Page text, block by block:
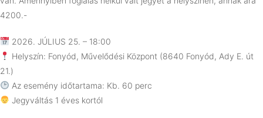
4200.-
2026. JÚLIUS 25. – 18:00
Helyszín: Fonyód, Művelődési Központ (8640 Fonyód, Ady E. út
21.)
Az esemény időtartama: Kb. 60 perc
Jegyváltás 1 éves kortól